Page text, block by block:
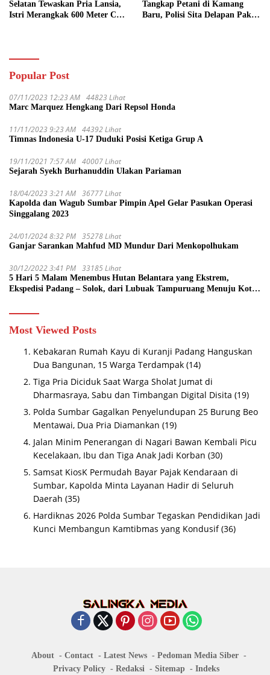
Selatan Tewaskan Pria Lansia,
Istri Merangkak 600 Meter Cari
Tangkap Petani di Kamang
Baru, Polisi Sita Delapan Paket
Popular Post
07/11/2023 12:23 AM 44823 Lihat
Marc Marquez Hengkang Dari Repsol Honda
11/11/2023 9:23 AM 44392 Lihat
Timnas Indonesia U-17 Duduki Posisi Ketiga Grup A
19/11/2021 7:57 AM 40007 Lihat
Sejarah Syekh Burhanuddin Ulakan Pariaman
18/04/2023 3:21 AM 36777 Lihat
Kapolda dan Wagub Sumbar Pimpin Apel Gelar Pasukan Operasi
Singgalang 2023
24/01/2024 8:32 PM 35278 Lihat
Ganjar Sarankan Mahfud MD Mundur Dari Menkopolhukam
30/12/2022 3:41 PM 33185 Lihat
5 Hari 5 Malam Menembus Hutan Belantara yang Ekstrem,
Ekspedisi Padang – Solok, dari Lubuak Tampuruang Menuju Koto
Most Viewed Posts
Kebakaran Rumah Kayu di Kuranji Padang Hanguskan
Dua Bangunan, 15 Warga Terdampak (14)
Tiga Pria Diciduk Saat Warga Sholat Jumat di
Dharmasraya, Sabu dan Timbangan Digital Disita (19)
Polda Sumbar Gagalkan Penyelundupan 25 Burung Beo
Mentawai, Dua Pria Diamankan (19)
Jalan Minim Penerangan di Nagari Bawan Kembali Picu
Kecelakaan, Ibu dan Tiga Anak Jadi Korban (30)
Samsat KiosK Permudah Bayar Pajak Kendaraan di
Sumbar, Kapolda Minta Layanan Hadir di Seluruh
Daerah (35)
Hardiknas 2026 Polda Sumbar Tegaskan Pendidikan Jadi
Kunci Membangun Kamtibmas yang Kondusif (36)
About Contact Latest News
Pedoman Media Siber
Privacy Policy
Redaksi Sitemap Indeks